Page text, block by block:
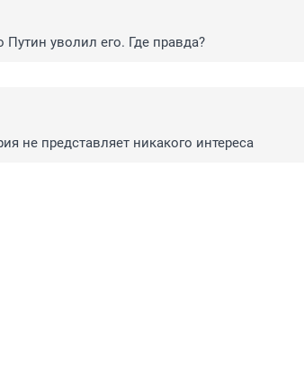
Путин уволил его. Где правда?
не представляет никакого интереса